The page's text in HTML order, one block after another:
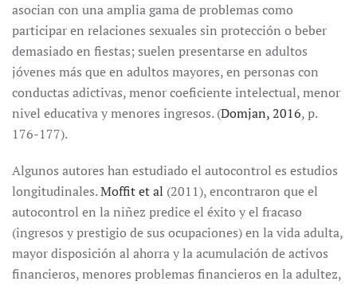
asocian con una amplia gama de problemas como
participar en relaciones sexuales sin protección o beber
demasiado en fiestas; suelen presentarse en adultos
jóvenes más que en adultos mayores, en personas con
conductas adictivas, menor coeficiente intelectual, menor
nivel educativa y menores ingresos. (Domjan, 2016, p.
176-177).
Algunos autores han estudiado el autocontrol es estudios
longitudinales.Moffit et al (2011), encontraron que el
autocontrol en la niñez predice el éxito y el fracaso
(ingresos y prestigio de sus ocupaciones) en la vida adulta,
mayor disposición al ahorra y la acumulación de activos
financieros, menores problemas financieros en la adultez,